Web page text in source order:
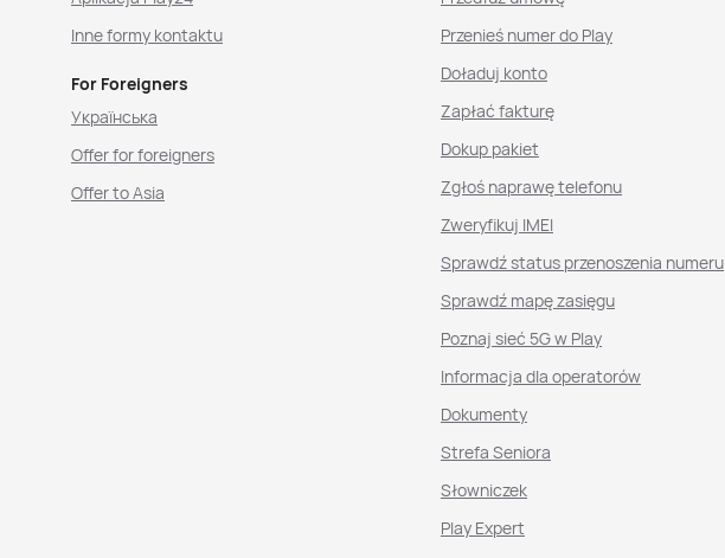
Inne formy kontaktu
For Foreigners
Українська
Offer for foreigners
Offer to Asia
Przenieś numer do Play
Doładuj konto
Zapłać fakturę
Dokup pakiet
Zgłoś naprawę telefonu
Zweryfikuj IMEI
Sprawdź status przenoszenia numeru
Sprawdź mapę zasięgu
Poznaj sieć 5G w Play
Informacja dla operatorów
Dokumenty
Strefa Seniora
Słowniczek
Play Expert